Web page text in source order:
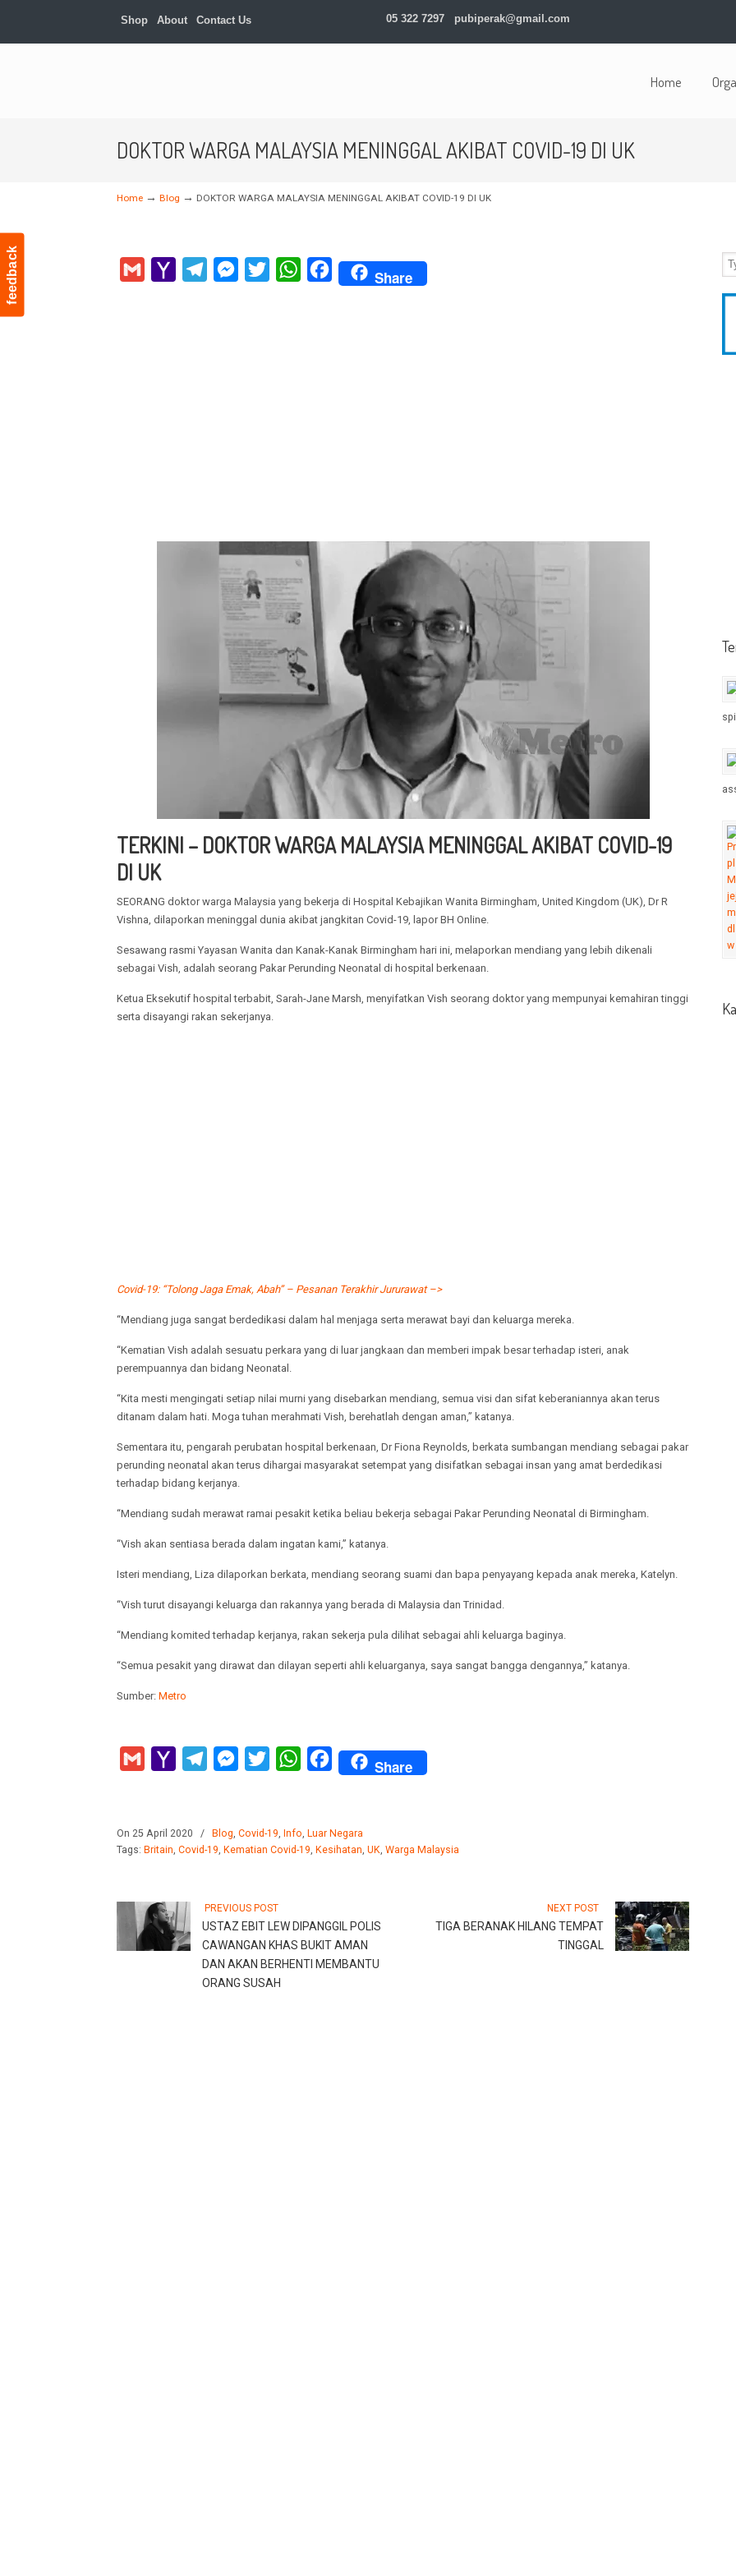
feedback
Shop About Contact Us 05 322 7297 pubiperak@gmail.com
Home
DOKTOR WARGA MALAYSIA MENINGGAL AKIBAT COVID-19 DI UK
Home → Blog → DOKTOR WARGA MALAYSIA MENINGGAL AKIBAT COVID-19 DI UK
Gmail
Yahoo
TelegramMessenger
Twitter WhatsAppFacebookShare
TERKINI – DOKTOR WARGA MALAYSIA MENINGGAL AKIBAT COVID-19
DI UK
SEORANG doktor warga Malaysia yang bekerja di Hospital Kebajikan Wanita Birmingham, United Kingdom (UK), Dr R
Vishna, dilaporkan meninggal dunia akibat jangkitan Covid-19, lapor BH Online.
Sesawang rasmi Yayasan Wanita dan Kanak-Kanak Birmingham hari ini, melaporkan mendiang yang lebih dikenali
sebagai Vish, adalah seorang Pakar Perunding Neonatal di hospital berkenaan.
Ketua Eksekutif hospital terbabit, Sarah-Jane Marsh, menyifatkan Vish seorang doktor yang mempunyai kemahiran tinggi
serta disayangi rakan sekerjanya.
Covid-19: “Tolong Jaga Emak, Abah” – Pesanan Terakhir Jururawat –>
“Mendiang juga sangat berdedikasi dalam hal menjaga serta merawat bayi dan keluarga mereka.
“Kematian Vish adalah sesuatu perkara yang di luar jangkaan dan memberi impak besar terhadap isteri, anak
perempuannya dan bidang Neonatal.
“Kita mesti mengingati setiap nilai murni yang disebarkan mendiang, semua visi dan sifat keberaniannya akan terus
ditanam dalam hati. Moga tuhan merahmati Vish, berehatlah dengan aman,” katanya.
Sementara itu, pengarah perubatan hospital berkenaan, Dr Fiona Reynolds, berkata sumbangan mendiang sebagai pakar
perunding neonatal akan terus dihargai masyarakat setempat yang disifatkan sebagai insan yang amat berdedikasi
terhadap bidang kerjanya.
“Mendiang sudah merawat ramai pesakit ketika beliau bekerja sebagai Pakar Perunding Neonatal di Birmingham.
“Vish akan sentiasa berada dalam ingatan kami,” katanya.
Isteri mendiang, Liza dilaporkan berkata, mendiang seorang suami dan bapa penyayang kepada anak mereka, Katelyn.
“Vish turut disayangi keluarga dan rakannya yang berada di Malaysia dan Trinidad.
“Mendiang komited terhadap kerjanya, rakan sekerja pula dilihat sebagai ahli keluarga baginya.
“Semua pesakit yang dirawat dan dilayan seperti ahli keluarganya, saya sangat bangga dengannya,” katanya.
Sumber: Metro
Gmail
Yahoo
TelegramMessenger
Twitter WhatsAppFacebookShare
On 25 April 2020 / Blog, Covid-19, Info, Luar Negara
Tags: Britain, Covid-19, Kematian Covid-19, Kesihatan, UK, Warga Malaysia
PREVIOUS POST
USTAZ EBIT LEW DIPANGGIL POLIS
CAWANGAN KHAS BUKIT AMAN
DAN AKAN BERHENTI MEMBANTU
ORANG SUSAH
NEXT POST
TIGA BERANAK HILANG TEMPAT
TINGGAL